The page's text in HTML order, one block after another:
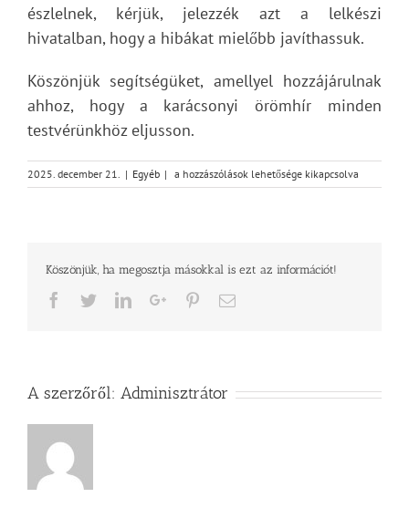
észlelnek, kérjük, jelezzék azt a lelkészi
hivatalban, hogy a hibákat mielőbb javíthassuk.
Köszönjük segítségüket, amellyel hozzájárulnak
ahhoz, hogy a karácsonyi örömhír minden
testvérünkhöz eljusson.
2025. december 21. | Egyéb | Karácsonyi
pásztorlevél
a hozzászólások lehetősége kikapcsolva
Köszönjük, ha megosztja másokkal is ezt az információt!
Facebook
TwitterLinkedInGoogle+PinterestEmail
A szerzőről: Adminisztrátor